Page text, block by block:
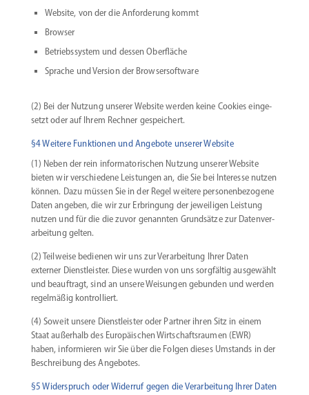
Website, von der die Anfor­derung kommt
Browser
Betriebs­system und dessen Oberfläche
Sprache und Version der Browsersoftware
(2) Bei der Nutzung unserer Website werden keine Cookies einge­
setzt oder auf Ihrem Rechner gespeichert.
§4 Weitere Funktionen und Angebote unserer Website
(1) Neben der rein infor­ma­to­ri­schen Nutzung unserer Website
bieten wir verschiedene Leistungen an, die Sie bei Interesse nutzen
können. Dazu müssen Sie in der Regel weitere perso­nen­be­zogene
Daten angeben, die wir zur Erbringung der jewei­ligen Leistung
nutzen und für die die zuvor genannten Grund­sätze zur Daten­ver­
ar­beitung gelten.
(2) Teilweise bedienen wir uns zur Verar­beitung Ihrer Daten
externer Dienst­leister. Diese wurden von uns sorgfältig ausge­wählt
und beauf­tragt, sind an unsere Weisungen gebunden und werden
regel­mäßig kontrolliert.
(4) Soweit unsere Dienst­leister oder Partner ihren Sitz in einem
Staat außerhalb des Europäi­schen Wirtschafts­raumen (EWR)
haben, infor­mieren wir Sie über die Folgen dieses Umstands in der
Beschreibung des Angebotes.
§5 Widerspruch oder Widerruf gegen die Verarbeitung Ihrer Daten